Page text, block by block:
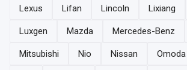
Lexus Lifan Lincoln Lixiang
Luxgen Mazda Mercedes-Benz
Mitsubishi Nio Nissan Omoda